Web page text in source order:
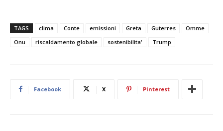
TAGS clima Conte emissioni Greta Guterres
Omme
Onu
riscaldamento globale sostenibilita' Trump
Facebook X Pinterest